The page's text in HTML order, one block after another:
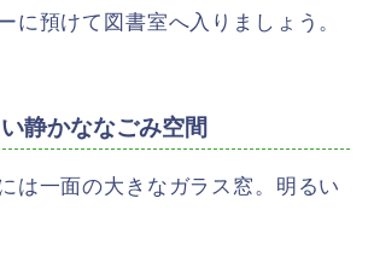
に預けて図書室へ入りましょう。
静かななごみ空間
は一面の大きなガラス窓。明るい